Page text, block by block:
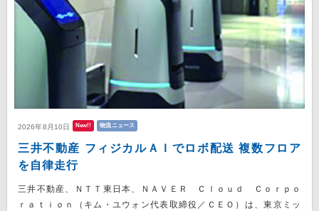
2026年8月10日 New!! 物流ニュース
三井不動産 フィジカルＡＩでロボ配送 複数フロア
を自律走行
三井不動産、ＮＴＴ東日本、ＮＡＶＥＲ Ｃｌｏｕｄ Ｃｏｒｐｏ
ｒａｔｉｏｎ（キム・ユウォン代表取締役／ＣＥＯ）は、東京ミッ